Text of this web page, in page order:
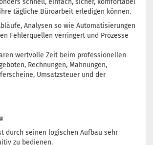
schnell, einfach, sicher, komfortabel
tägliche Büroarbeit erledigen können.
Analysen so wie Automatisierungen
Fehlerquellen verringert und Prozesse
wertvolle Zeit beim professionellen
Rechnungen, Mahnungen,
Umsatzsteuer und der
durch seinen logischen Aufbau sehr
zu bedienen.